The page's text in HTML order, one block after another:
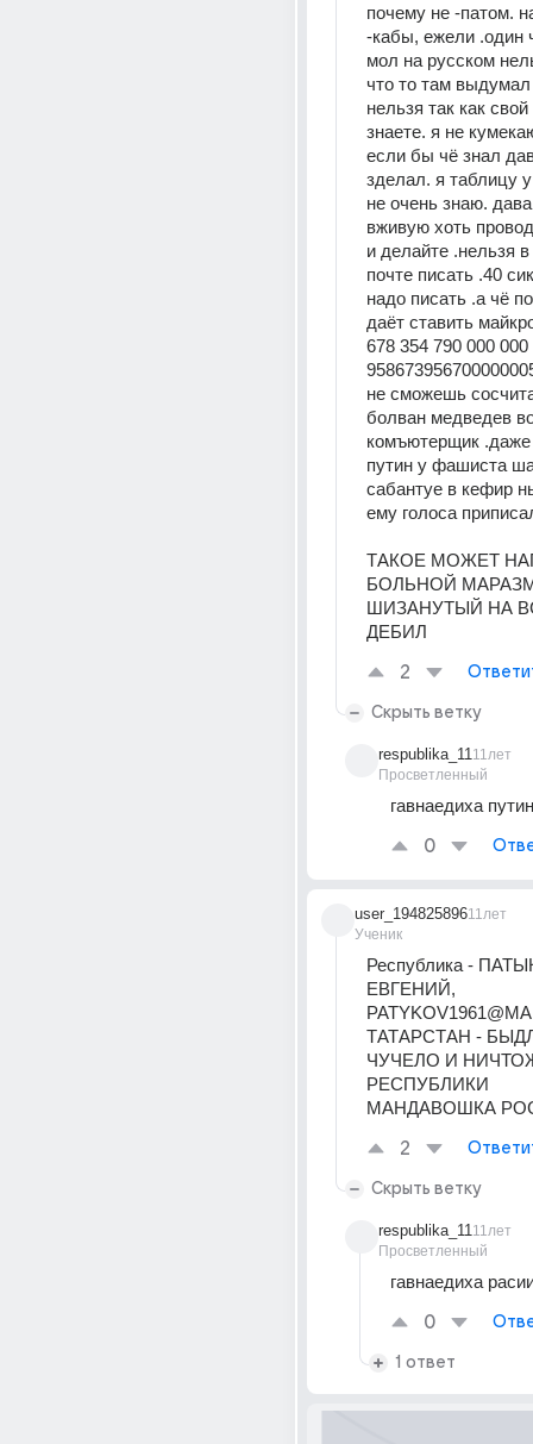
почему не -патом.
-кабы, ежели .один
мол на русском
что то там выдумал
нельзя так как
знаете. я не
если бы чё знал
зделал. я таблицу
не очень знаю.
вживую хоть
и делайте .нельзя
почте писать .40
надо писать .а чё
даёт ставить
678 354 790 000 000
не сможешь
болван медведев
комъютерщик
путин у фашиста
сабантуе в кефир
ему голоса
ТАКОЕ МОЖЕТ
БОЛЬНОЙ
ШИЗАНУТЫЙ НА
ДЕБИЛ
2
Скрыть ветку
respublika_11
Просветленный
11лет
гавнаедиха
0
user_194825896
Ученик
11лет
Республика -
ЕВГЕНИЙ,
ТАТАРСТАН -
ЧУЧЕЛО И
РЕСПУБЛИКИ
МАНДАВОШКА
2
Скрыть ветку
respublika_11
Просветленный
11лет
гавнаедиха
0
1 ответ